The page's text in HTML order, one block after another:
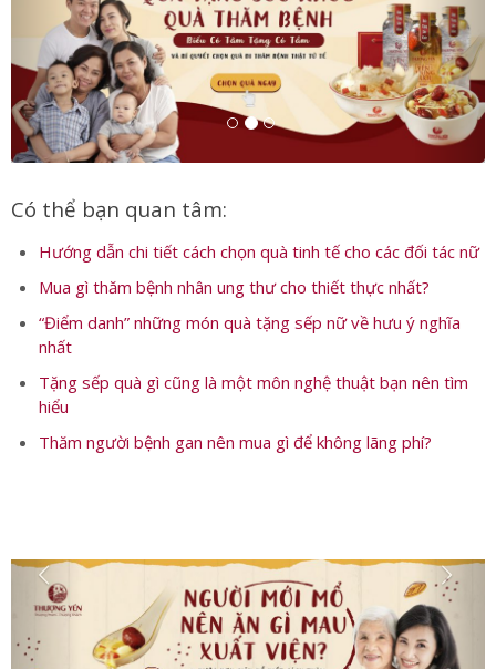
Có thể bạn quan tâm:
Hướng dẫn chi tiết cách chọn quà tinh tế cho các đối tác nữ
Mua gì thăm bệnh nhân ung thư cho thiết thực nhất?
“Điểm danh” những món quà tặng sếp nữ về hưu ý nghĩa
nhất
Tặng sếp quà gì cũng là một môn nghệ thuật bạn nên tìm
hiểu
Thăm người bệnh gan nên mua gì để không lãng phí?